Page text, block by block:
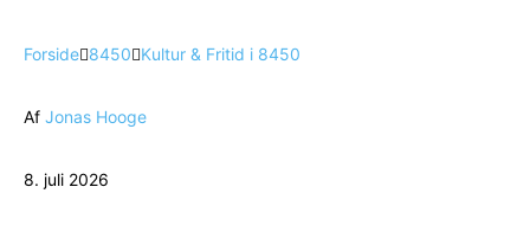
Forside 8450 Kultur & Fritid i 8450
Af Jonas Hooge
8. juli 2026